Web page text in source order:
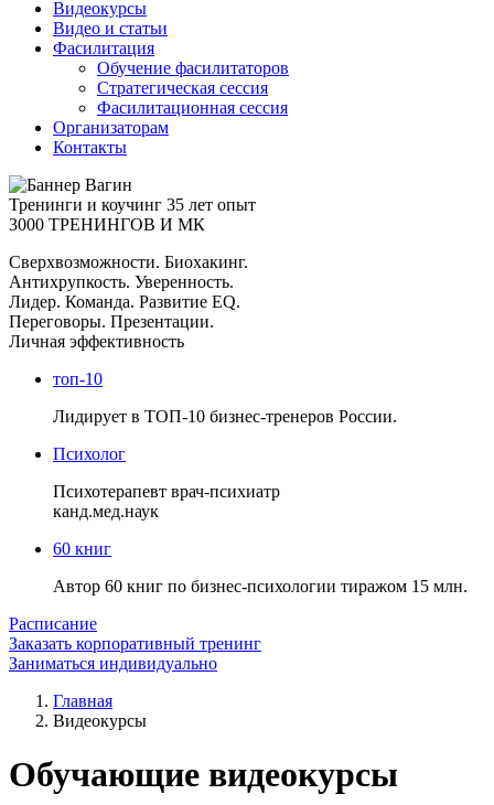
Видеокурсы
Видео и статьи
Фасилитация
Обучение фасилитаторов
Стратегическая сессия
Фасилитационная сессия
Организаторам
Контакты
Тренинги и коучинг 35 лет опыт
3000 ТРЕНИНГОВ И МК
Сверхвозможности. Биохакинг.
Антихрупкость. Уверенность.
Лидер. Команда. Развитие EQ.
Переговоры. Презентации.
Личная эффективность
топ-10
Лидирует в ТОП-10 бизнес-тренеров России.
Психолог
Психотерапевт врач-психиатр
канд.мед.наук
60 книг
Автор 60 книг по бизнес-психологии тиражом 15 млн.
Расписание
Заказать корпоративный тренинг
Заниматься индивидуально
Главная
Видеокурсы
Обучающие видеокурсы